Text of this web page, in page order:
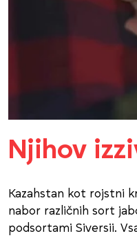
Njihov
Kazahstan kot rojstni
nabor različnih sort
podsortami Siversii.